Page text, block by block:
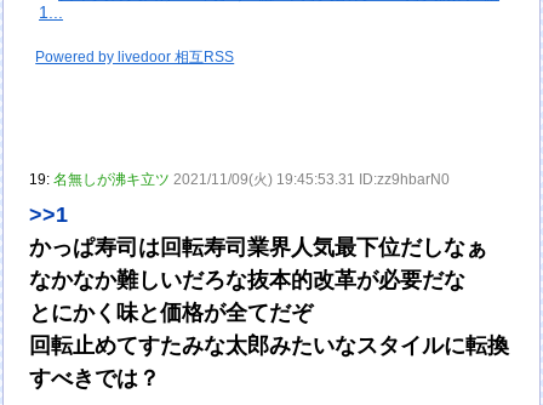
1...
Powered by livedoor 相互RSS
19:名無しが沸キ立ツ 2021/11/09(火) 19:45:53.31 ID:zz9hbarN0
>>1
かっぱ寿司は回転寿司業界人気最下位だしなぁ
なかなか難しいだろな抜本的改革が必要だな
とにかく味と価格が全てだぞ
回転止めてすたみな太郎みたいなスタイルに転換
すべきでは？